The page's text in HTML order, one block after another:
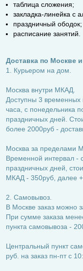
таблица сложения;
закладка-линейка с
праздничный ободок;
расписание занятий.
Доставка по Москве
1. Курьером на дом.
Москва внутри МКАД.
Доступны 3 временных
часа, с понедельника
праздничных дней.
более 2000руб -
Москва за пределами
Временной интервал -
праздничных дней,
МКАД - 350руб, далее
2. Самовывоз.
В Москве заказ можно
При сумме заказа
пункта самовывоза -
Центральный пункт
руб. на заказ пн-пт с